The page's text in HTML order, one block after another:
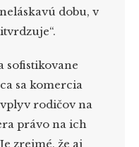
dobu, v
sofistikovane
sa komercia
rodičov na
právo na ich
zrejmé, že aj